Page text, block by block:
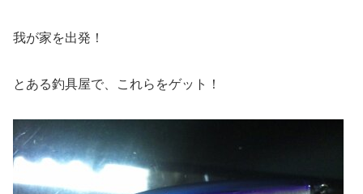
我が家を出発！
とある釣具屋で、これらをゲット！